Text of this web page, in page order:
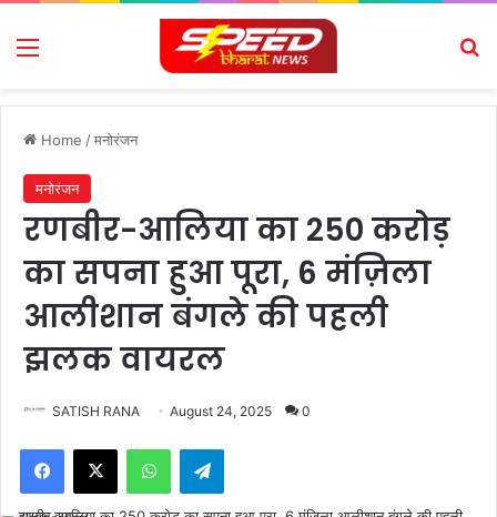
Menu
Home /मनोरंजन
मनोरंजन
रणबीर-आलिया का 250 करोड़
का सपना हुआ पूरा, 6 मंज़िला
आलीशान बंगले की पहली
झलक वायरल
SATISH RANA August 24, 2025 0
Facebook
X WhatsAppTelegram